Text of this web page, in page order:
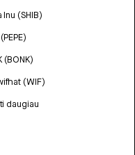
Inu (SHIB)
(BONK)
(WIF)
daugiau